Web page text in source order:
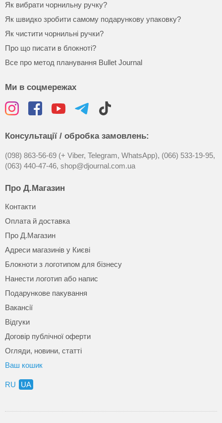
Як вибрати чорнильну ручку?
Як швидко зробити самому подарункову упаковку?
Як чистити чорнильні ручки?
Про що писати в блокноті?
Все про метод планування Bullet Journal
Ми в соцмережах
Консультації / обробка замовлень:
(098) 863-56-69 (+ Viber, Telegram, WhatsApp), (066) 533-19-95,
(063) 440-47-46, shop@djournal.com.ua
Про Д.Магазин
Контакти
Оплата й доставка
Про Д.Магазин
Адреси магазинів у Києві
Блокноти з логотипом для бізнесу
Нанести логотип або напис
Подарункове пакування
Вакансії
Відгуки
Договір публічної оферти
Огляди, новини, статті
Ваш кошик
RU UA